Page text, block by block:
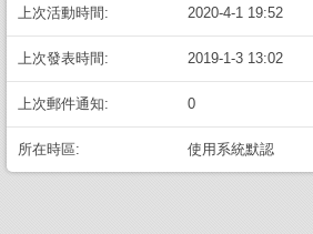
上次活動時間: 2020-4-1 19:52
上次發表時間: 2019-1-3 13:02
上次郵件通知: 0
所在時區: 使用系統默認